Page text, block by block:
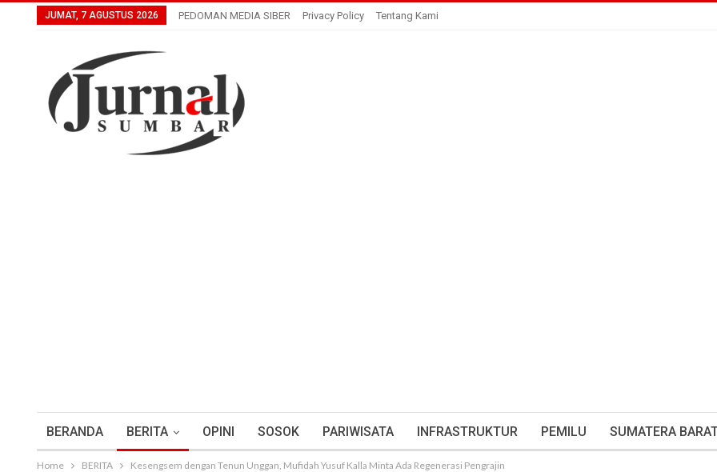
JUMAT, 7 AGUSTUS 2026 PEDOMAN MEDIA SIBER Privacy Policy Tentang Kami
BERANDA BERITA OPINI SOSOK PARIWISATA INFRASTRUKTUR PEMILU SUMATERA
Home BERITA Kesengsem dengan Tenun Unggan, Mufidah Yusuf Kalla Minta Ada Regenerasi Pengrajin